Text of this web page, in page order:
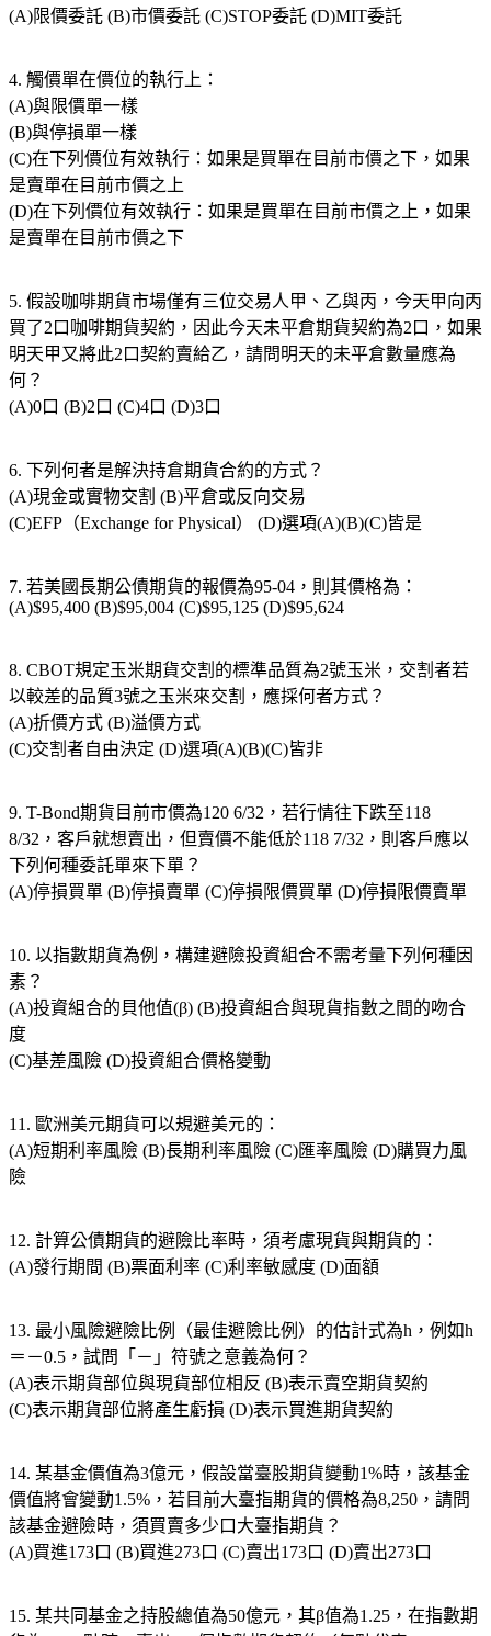
(A)限價委託 (B)市價委託 (C)STOP委託 (D)MIT委託
4. 觸價單在價位的執行上：
(A)與限價單一樣
(B)與停損單一樣
(C)在下列價位有效執行：如果是買單在目前市價之下，如果
是賣單在目前市價之上
(D)在下列價位有效執行：如果是買單在目前市價之上，如果
是賣單在目前市價之下
5. 假設咖啡期貨市場僅有三位交易人甲、乙與丙，今天甲向丙
買了2口咖啡期貨契約，因此今天未平倉期貨契約為2口，如果
明天甲又將此2口契約賣給乙，請問明天的未平倉數量應為
何？
(A)0口 (B)2口 (C)4口 (D)3口
6. 下列何者是解決持倉期貨合約的方式？
(A)現金或實物交割 (B)平倉或反向交易
(C)EFP（Exchange for Physical） (D)選項(A)(B)(C)皆是
7. 若美國長期公債期貨的報價為95-04，則其價格為：
(A)$95,400 (B)$95,004 (C)$95,125 (D)$95,624
8. CBOT規定玉米期貨交割的標準品質為2號玉米，交割者若
以較差的品質3號之玉米來交割，應採何者方式？
(A)折價方式 (B)溢價方式
(C)交割者自由決定 (D)選項(A)(B)(C)皆非
9. T-Bond期貨目前市價為120 6/32，若行情往下跌至118
8/32，客戶就想賣出，但賣價不能低於118 7/32，則客戶應以
下列何種委託單來下單？
(A)停損買單 (B)停損賣單 (C)停損限價買單 (D)停損限價賣單
10. 以指數期貨為例，構建避險投資組合不需考量下列何種因
素？
(A)投資組合的貝他值(β) (B)投資組合與現貨指數之間的吻合
度
(C)基差風險 (D)投資組合價格變動
11. 歐洲美元期貨可以規避美元的：
(A)短期利率風險 (B)長期利率風險 (C)匯率風險 (D)購買力風
險
12. 計算公債期貨的避險比率時，須考慮現貨與期貨的：
(A)發行期間 (B)票面利率 (C)利率敏感度 (D)面額
13. 最小風險避險比例（最佳避險比例）的估計式為h，例如h
＝－0.5，試問「－」符號之意義為何？
(A)表示期貨部位與現貨部位相反 (B)表示賣空期貨契約
(C)表示期貨部位將產生虧損 (D)表示買進期貨契約
14. 某基金價值為3億元，假設當臺股期貨變動1%時，該基金
價值將會變動1.5%，若目前大臺指期貨的價格為8,250，請問
該基金避險時，須買賣多少口大臺指期貨？
(A)買進173口 (B)買進273口 (C)賣出173口 (D)賣出273口
15. 某共同基金之持股總值為50億元，其β值為1.25，在指數期